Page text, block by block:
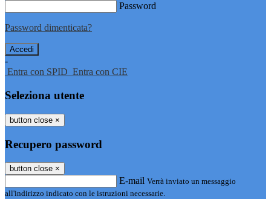
Password
Password dimenticata?
-
Entra con SPID Entra con CIE
Seleziona utente
button close ×
Recupero password
button close ×
E-mail Verrà inviato un messaggio
all'indirizzo indicato con le istruzioni necessarie.